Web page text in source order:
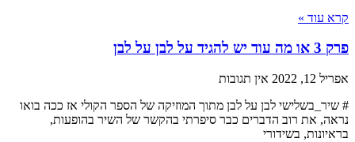
קרא עוד »
פרק 3 או מה עוד יש להגיד על לבן על לבן
אפריל 12, 2022
אין תגובות
# שיר_בשלישי לבן על לבן מתוך המוזיקה של הספר הקולי אז ככה בואו
נראה, את רוב הדברים כבר סיפרתי בהקשר של השיר בהופעות,
בראיונות, בשידורי